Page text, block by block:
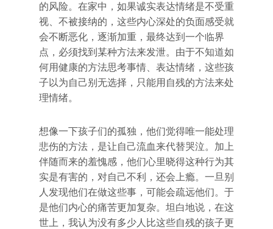
的风险。在家中，如果诚实表达情绪是不受重
视、不被接纳的，这些内心深处的负面感受就
会不断恶化，逐渐加重，最终达到一个临界
点，必须找到某种方法来发泄。由于不知道如
何用健康的方法思考事情、表达情绪，这些孩
子以为自己别无选择，只能用自残的方法来处
理情绪。
想像一下孩子们的孤独，他们觉得唯一能处理
悲伤的方法，是让自己流血来代替哭泣。加上
伴随而来的羞愧感，他们心里晓得这种行为其
实是有害的，对自己不利，还会上瘾。一旦别
人发现他们在做这些事，可能会疏远他们。于
是他们内心的痛苦更加复杂。坦白地说，在这
世上，我认为没有多少人比这些自残的孩子更